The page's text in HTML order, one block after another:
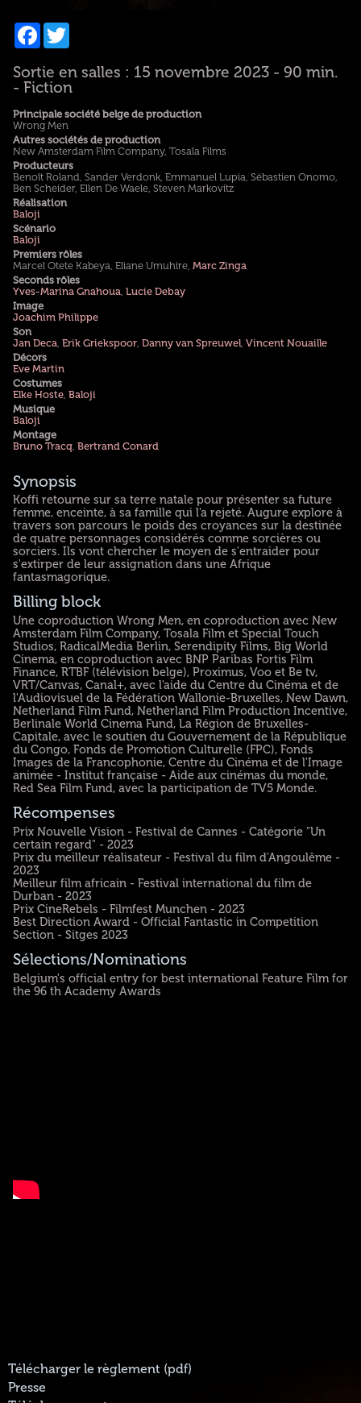
Facebook
Twitter
Sortie en salles : 15 novembre 2023 - 90 min.
- Fiction
Principale société belge de production
Wrong Men
Autres sociétés de production
New Amsterdam Film Company, Tosala Films
Producteurs
Benoît Roland, Sander Verdonk, Emmanuel Lupia, Sébastien Onomo,
Ben Scheider, Ellen De Waele, Steven Markovitz
Réalisation
Baloji
Scénario
Baloji
Premiers rôles
Marcel Otete Kabeya, Eliane Umuhire, Marc Zinga
Seconds rôles
Yves-Marina Gnahoua, Lucie Debay
Image
Joachim Philippe
Son
Jan Deca, Erik Griekspoor, Danny van Spreuwel, Vincent Nouaille
Décors
Eve Martin
Costumes
Elke Hoste, Baloji
Musique
Baloji
Montage
Bruno Tracq, Bertrand Conard
Synopsis
Koffi retourne sur sa terre natale pour présenter sa future
femme, enceinte, à sa famille qui l'a rejeté. Augure explore à
travers son parcours le poids des croyances sur la destinée
de quatre personnages considérés comme sorcières ou
sorciers. Ils vont chercher le moyen de s'entraider pour
s'extirper de leur assignation dans une Afrique
fantasmagorique.
Billing block
Une coproduction Wrong Men, en coproduction avec New
Amsterdam Film Company, Tosala Film et Special Touch
Studios, RadicalMedia Berlin, Serendipity Films, Big World
Cinema, en coproduction avec BNP Paribas Fortis Film
Finance, RTBF (télévision belge), Proximus, Voo et Be tv,
VRT/Canvas, Canal+, avec l'aide du Centre du Cinéma et de
l'Audiovisuel de la Fédération Wallonie-Bruxelles, New Dawn,
Netherland Film Fund, Netherland Film Production Incentive,
Berlinale World Cinema Fund, La Région de Bruxelles-
Capitale, avec le soutien du Gouvernement de la République
du Congo, Fonds de Promotion Culturelle (FPC), Fonds
Images de la Francophonie, Centre du Cinéma et de l'Image
animée - Institut française - Aide aux cinémas du monde,
Red Sea Film Fund, avec la participation de TV5 Monde.
Récompenses
Prix Nouvelle Vision - Festival de Cannes - Catégorie "Un
certain regard" - 2023
Prix du meilleur réalisateur - Festival du film d'Angoulême -
2023
Meilleur film africain - Festival international du film de
Durban - 2023
Prix CineRebels - Filmfest Munchen - 2023
Best Direction Award - Official Fantastic in Competition
Section - Sitges 2023
Sélections/Nominations
Belgium's official entry for best international Feature Film for
the 96 th Academy Awards
Télécharger le règlement (pdf)
Presse